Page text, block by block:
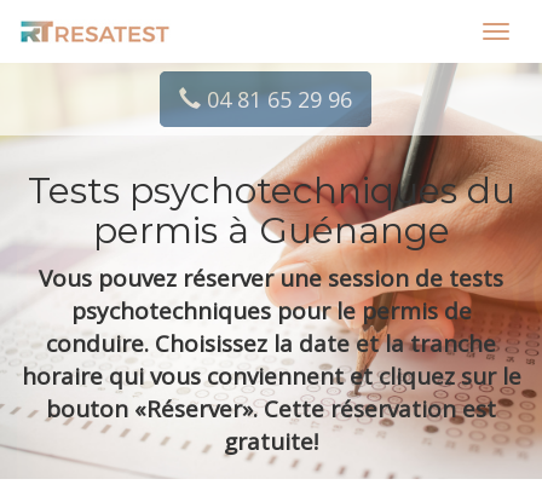
04 81 65 29 96
Tests psychotechniques du
permis à Guénange
Vous pouvez réserver une session de tests
psychotechniques pour le permis de
conduire. Choisissez la date et la tranche
horaire qui vous conviennent et cliquez sur le
bouton «Réserver». Cette réservation est
gratuite!